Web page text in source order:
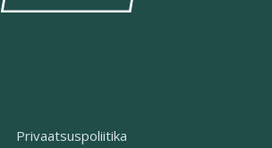
Privaatsuspoliitika